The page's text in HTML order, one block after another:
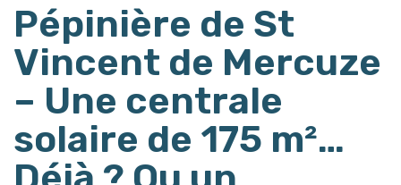
Pépinière de St
Vincent de Mercuze
– Une centrale
solaire de 175 m²…